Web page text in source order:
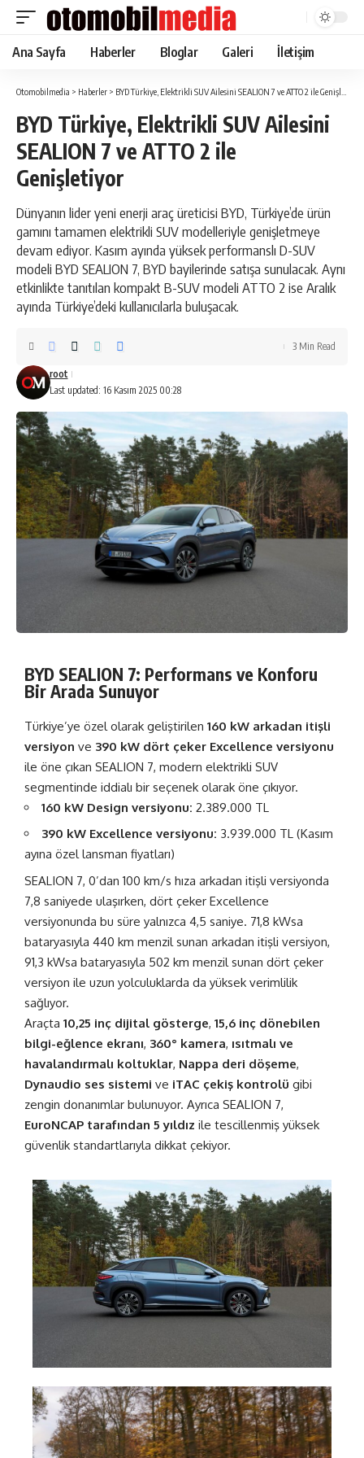
Ana Sayfa Haberler Bloglar Galeri İletişim
Otomobilmedia > Haberler > BYD Türkiye, Elektrikli SUV Ailesini SEALION 7 ve ATTO 2 ile Genişletiyor
BYD Türkiye, Elektrikli SUV Ailesini
SEALION 7 ve ATTO 2 ile
Genişletiyor
Dünyanın lider yeni enerji araç üreticisi BYD, Türkiye’de ürün
gamını tamamen elektrikli SUV modelleriyle genişletmeye
devam ediyor. Kasım ayında yüksek performanslı D-SUV
modeli BYD SEALION 7, BYD bayilerinde satışa sunulacak. Aynı
etkinlikte tanıtılan kompakt B-SUV modeli ATTO 2 ise Aralık
ayında Türkiye’deki kullanıcılarla buluşacak.
Last updated: 16 Kasım 2025 00:28
root
3 Min Read
BYD SEALION 7: Performans ve Konforu
Bir Arada Sunuyor
Türkiye’ye özel olarak geliştirilen 160 kW arkadan itişli
versiyon ve 390 kW dört çeker Excellence versiyonu
ile öne çıkan SEALION 7, modern elektrikli SUV
segmentinde iddialı bir seçenek olarak öne çıkıyor.
160 kW Design versiyonu: 2.389.000 TL
390 kW Excellence versiyonu: 3.939.000 TL (Kasım
ayına özel lansman fiyatları)
SEALION 7, 0’dan 100 km/s hıza arkadan itişli versiyonda
7,8 saniyede ulaşırken, dört çeker Excellence
versiyonunda bu süre yalnızca 4,5 saniye. 71,8 kWsa
bataryasıyla 440 km menzil sunan arkadan itişli versiyon,
91,3 kWsa bataryasıyla 502 km menzil sunan dört çeker
versiyon ile uzun yolculuklarda da yüksek verimlilik
sağlıyor.
Araçta 10,25 inç dijital gösterge, 15,6 inç dönebilen
bilgi-eğlence ekranı, 360° kamera, ısıtmalı ve
havalandırmalı koltuklar, Nappa deri döşeme,
Dynaudio ses sistemi ve iTAC çekiş kontrolü gibi
zengin donanımlar bulunuyor. Ayrıca SEALION 7,
EuroNCAP tarafından 5 yıldız ile tescillenmiş yüksek
güvenlik standartlarıyla dikkat çekiyor.